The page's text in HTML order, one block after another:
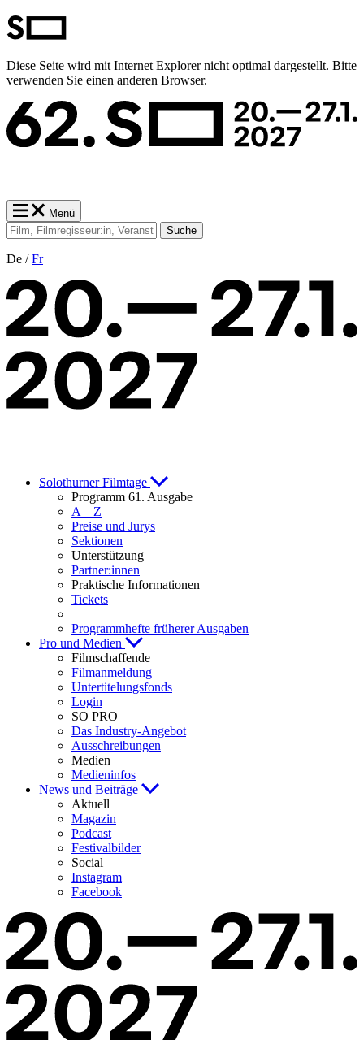
Diese Seite wird mit Internet Explorer nicht optimal dargestellt. Bitte
verwenden Sie einen anderen Browser.
Menü
Suche
De /Fr
Solothurner Filmtage
Programm 61. Ausgabe
A – Z
Preise und Jurys
Sektionen
Unterstützung
Partner:innen
Praktische Informationen
Tickets
Programmhefte früherer Ausgaben
Pro und Medien
Filmschaffende
Filmanmeldung
Untertitelungsfonds
Login
SO PRO
Das Industry-Angebot
Ausschreibungen
Medien
Medieninfos
News und Beiträge
Aktuell
Magazin
Podcast
Festivalbilder
Social
Instagram
Facebook